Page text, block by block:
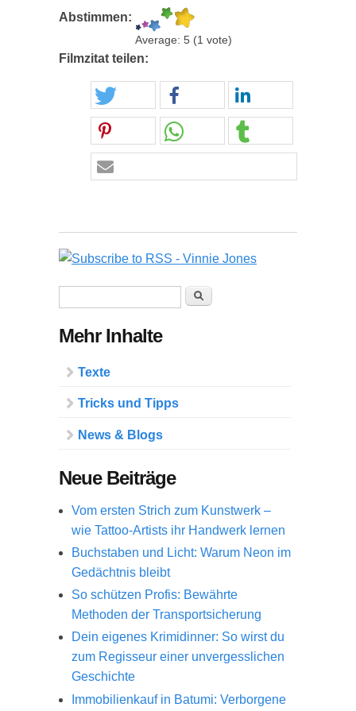
Abstimmen:
Average: 5 (1 vote)
Filmzitat teilen:
Suche
Mehr Inhalte
Texte
Tricks und Tipps
News & Blogs
Neue Beiträge
Vom ersten Strich zum Kunstwerk –
wie Tattoo-Artists ihr Handwerk lernen
Buchstaben und Licht: Warum Neon im
Gedächtnis bleibt
So schützen Profis: Bewährte
Methoden der Transportsicherung
Dein eigenes Krimidinner: So wirst du
zum Regisseur einer unvergesslichen
Geschichte
Immobilienkauf in Batumi: Verborgene